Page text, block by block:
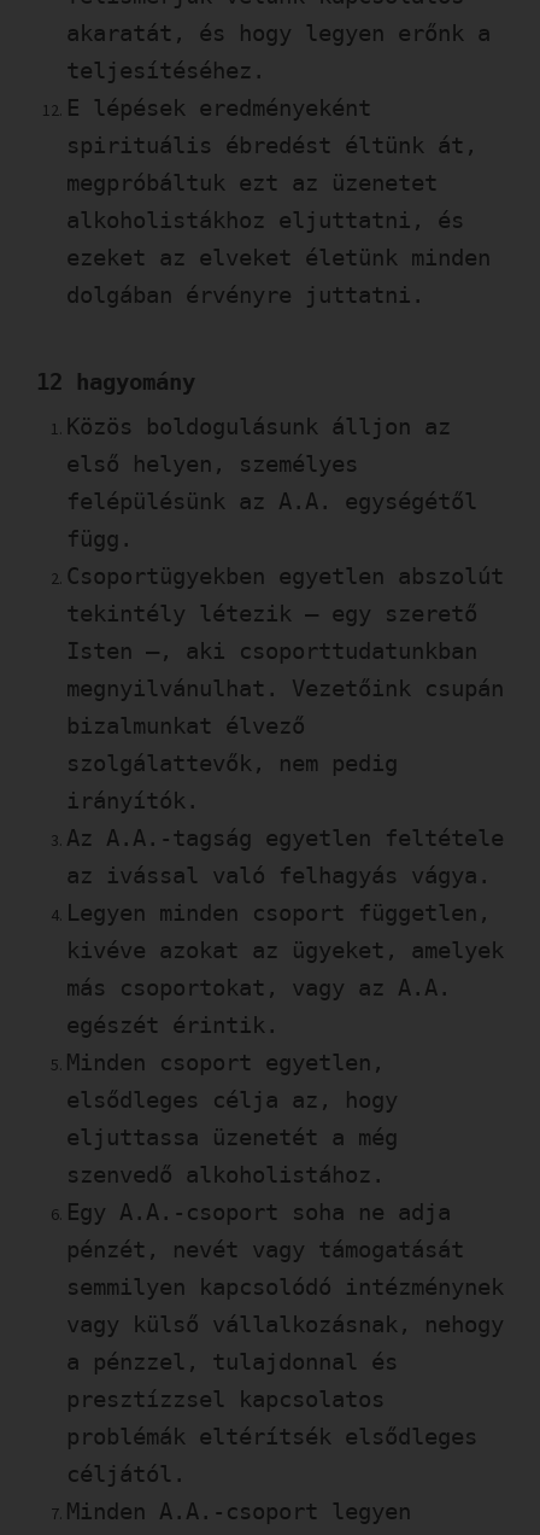
akaratát, és hogy legyen erőnk a
teljesítéséhez.
E lépések eredményeként
spirituális ébredést éltünk át,
megpróbáltuk ezt az üzenetet
alkoholistákhoz eljuttatni, és
ezeket az elveket életünk minden
dolgában érvényre juttatni.
12 hagyomány
Közös boldogulásunk álljon az
első helyen, személyes
felépülésünk az A.A. egységétől
függ.
Csoportügyekben egyetlen abszolút
tekintély létezik – egy szerető
Isten –, aki csoporttudatunkban
megnyilvánulhat. Vezetőink csupán
bizalmunkat élvező
szolgálattevők, nem pedig
irányítók.
Az A.A.-tagság egyetlen feltétele
az ivással való felhagyás vágya.
Legyen minden csoport független,
kivéve azokat az ügyeket, amelyek
más csoportokat, vagy az A.A.
egészét érintik.
Minden csoport egyetlen,
elsődleges célja az, hogy
eljuttassa üzenetét a még
szenvedő alkoholistához.
Egy A.A.-csoport soha ne adja
pénzét, nevét vagy támogatását
semmilyen kapcsolódó intézménynek
vagy külső vállalkozásnak, nehogy
a pénzzel, tulajdonnal és
presztízzsel kapcsolatos
problémák eltérítsék elsődleges
céljától.
Minden A.A.-csoport legyen